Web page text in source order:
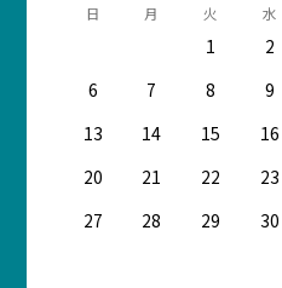
日 月 火 水
1 2
6
7 8 9
13
14 15 16
20
21 22 23
27
28 29 30